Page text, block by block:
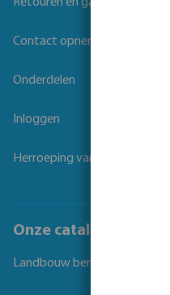
Contact opnemen
Onderdelen
Inloggen
Herroeping van overeenkomst
Onze catalogi
Landbouw beregening